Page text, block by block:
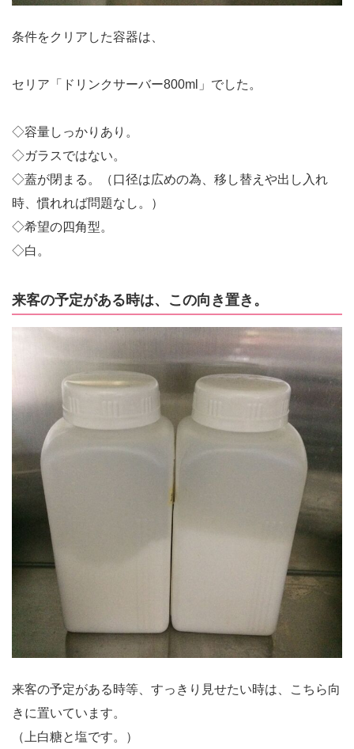
条件をクリアした容器は、
セリア「ドリンクサーバー800ml」でした。
◇容量しっかりあり。
◇ガラスではない。
◇蓋が閉まる。（口径は広めの為、移し替えや出し入れ
時、慣れれば問題なし。）
◇希望の四角型。
◇白。
来客の予定がある時は、この向き置き。
来客の予定がある時等、すっきり見せたい時は、こちら向
きに置いています。
（上白糖と塩です。）